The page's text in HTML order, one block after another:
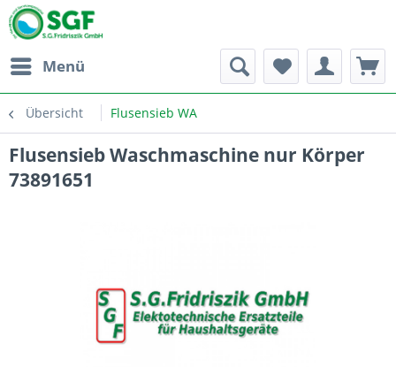
Menü
Übersicht Flusensieb WA
Flusensieb Waschmaschine nur Körper
73891651